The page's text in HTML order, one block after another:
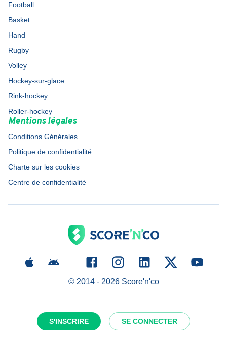
S'INSCRIRE SE CONNECTER
Football
Basket
Hand
Rugby
Volley
Hockey-sur-glace
Rink-hockey
Roller-hockey
Mentions légales
Conditions Générales
Politique de confidentialité
Charte sur les cookies
Centre de confidentialité
© 2014 - 2026Score'n'co